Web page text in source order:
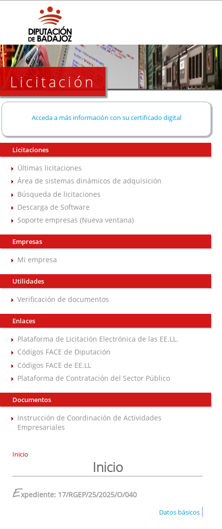
Licitación
Acceda a más información con su certificado digital
Licitaciones
Últimas licitaciones
Área de sistemas dinámicos de adquisición
Búsqueda de licitaciones
Descarga de Software
Soporte empresas (Nueva ventana)
Empresas
Mi empresa
Utilidades
Verificación de documentos
Enlaces
Plataforma de Licitación Electrónica de las EE.LL.
Códigos FACE de Diputación
Códigos FACE de EE.LL
Plataforma de Contratación del Sector Público
Documentos
Instrucción de Coordinación de Actividades
Empresariales
Inicio
Inicio
Expediente: 17/RGEP/25/2025/O/040
Datos básicos